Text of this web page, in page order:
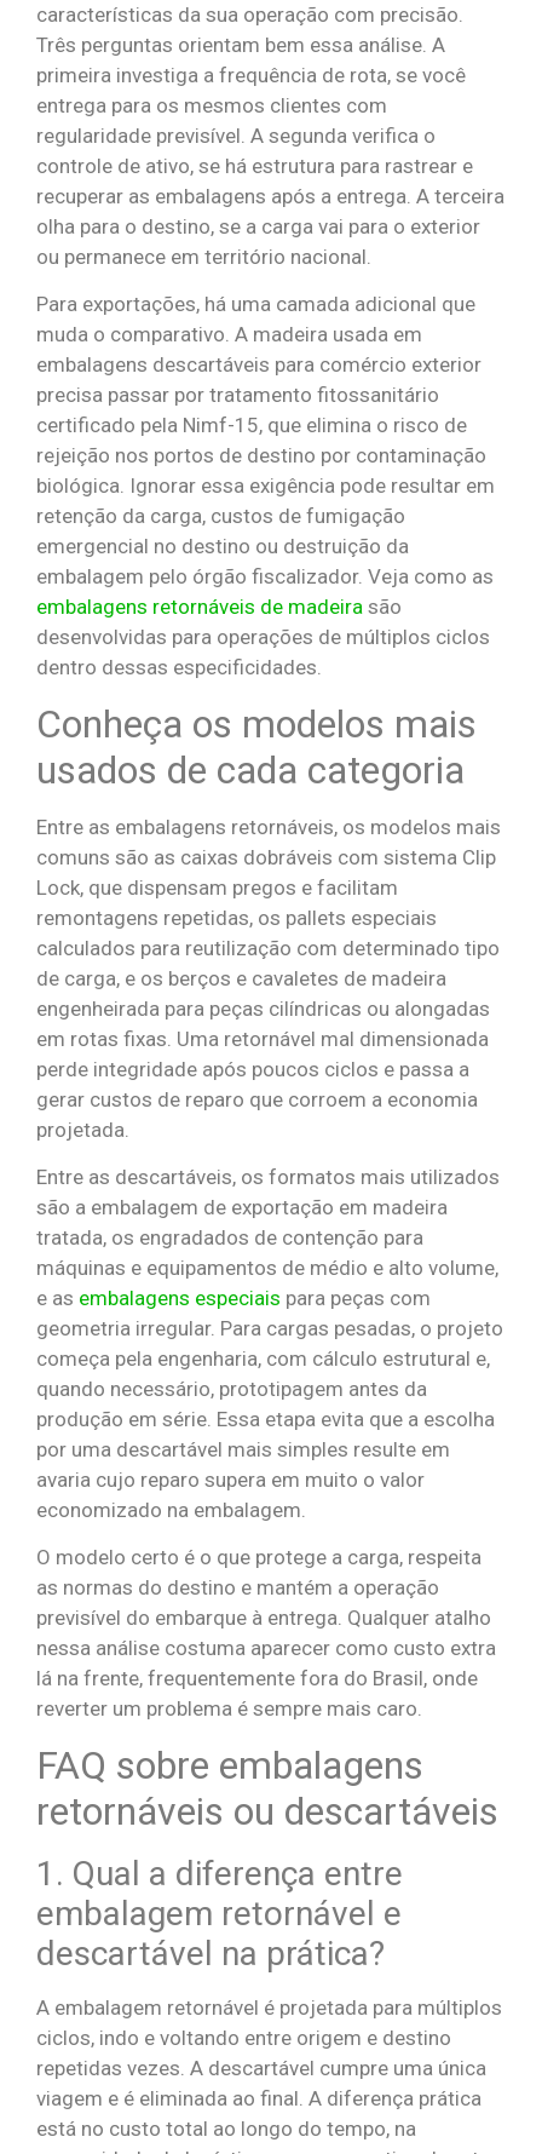
características da sua operação com precisão.
Três perguntas orientam bem essa análise. A
primeira investiga a frequência de rota, se você
entrega para os mesmos clientes com
regularidade previsível. A segunda verifica o
controle de ativo, se há estrutura para rastrear e
recuperar as embalagens após a entrega. A terceira
olha para o destino, se a carga vai para o exterior
ou permanece em território nacional.
Para exportações, há uma camada adicional que
muda o comparativo. A madeira usada em
embalagens descartáveis para comércio exterior
precisa passar por tratamento fitossanitário
certificado pela Nimf-15, que elimina o risco de
rejeição nos portos de destino por contaminação
biológica. Ignorar essa exigência pode resultar em
retenção da carga, custos de fumigação
emergencial no destino ou destruição da
embalagem pelo órgão fiscalizador. Veja como as
embalagens retornáveis de madeira são
desenvolvidas para operações de múltiplos ciclos
dentro dessas especificidades.
Conheça os modelos mais
usados de cada categoria
Entre as embalagens retornáveis, os modelos mais
comuns são as caixas dobráveis com sistema Clip
Lock, que dispensam pregos e facilitam
remontagens repetidas, os pallets especiais
calculados para reutilização com determinado tipo
de carga, e os berços e cavaletes de madeira
engenheirada para peças cilíndricas ou alongadas
em rotas fixas. Uma retornável mal dimensionada
perde integridade após poucos ciclos e passa a
gerar custos de reparo que corroem a economia
projetada.
Entre as descartáveis, os formatos mais utilizados
são a embalagem de exportação em madeira
tratada, os engradados de contenção para
máquinas e equipamentos de médio e alto volume,
e as embalagens especiais para peças com
geometria irregular. Para cargas pesadas, o projeto
começa pela engenharia, com cálculo estrutural e,
quando necessário, prototipagem antes da
produção em série. Essa etapa evita que a escolha
por uma descartável mais simples resulte em
avaria cujo reparo supera em muito o valor
economizado na embalagem.
O modelo certo é o que protege a carga, respeita
as normas do destino e mantém a operação
previsível do embarque à entrega. Qualquer atalho
nessa análise costuma aparecer como custo extra
lá na frente, frequentemente fora do Brasil, onde
reverter um problema é sempre mais caro.
FAQ sobre embalagens
retornáveis ou descartáveis
1. Qual a diferença entre
embalagem retornável e
descartável na prática?
A embalagem retornável é projetada para múltiplos
ciclos, indo e voltando entre origem e destino
repetidas vezes. A descartável cumpre uma única
viagem e é eliminada ao final. A diferença prática
está no custo total ao longo do tempo, na